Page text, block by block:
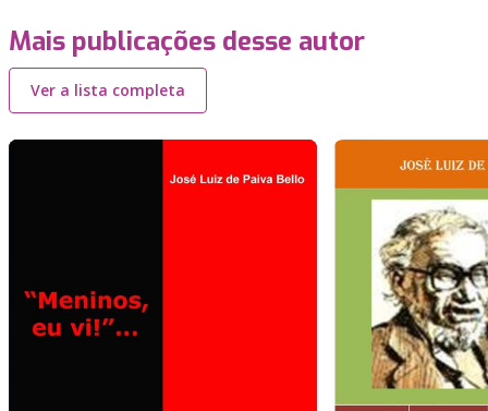
Mais publicações desse autor
Ver a lista completa